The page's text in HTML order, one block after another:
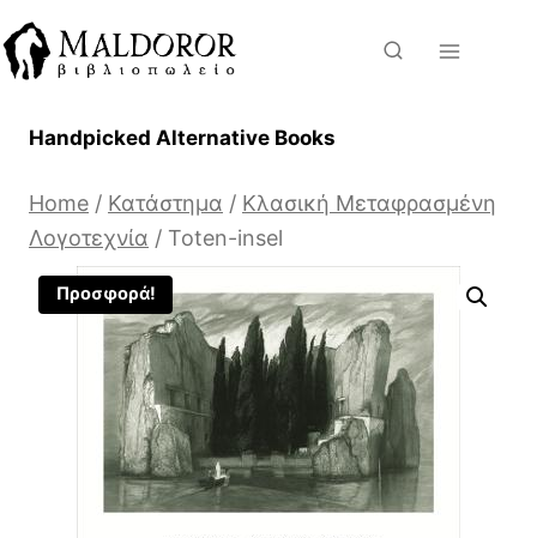
to
content
Handpicked Alternative Books
Home / Κατάστημα / Κλασική Μεταφρασμένη
Λογοτεχνία / Toten-insel
Προσφορά!